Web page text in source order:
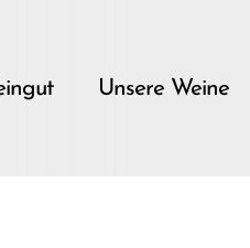
Unsere Weine